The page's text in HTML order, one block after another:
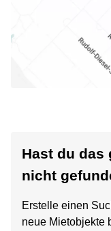
Hast du das
nicht
Erstelle einen
neue Mietobjekte